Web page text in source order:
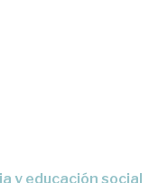
y educación social